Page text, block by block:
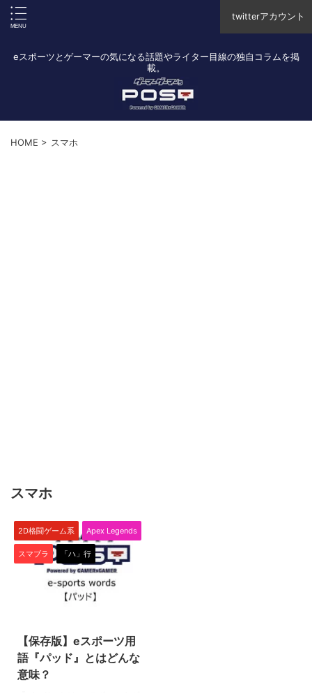
twitterアカウント
eスポーツとゲーマーの気になる話題やライター目線の独自コラムを掲
載。
HOME > スマホ
スマホ
2D格闘ゲーム系 Apex Legends
スマブラ 「ハ」行
【保存版】eスポーツ用
語『パッド』とはどんな
意味？